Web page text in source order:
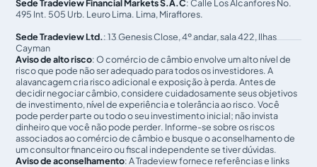
Sede Tradeview Financial Markets S.A.C: Calle Los Alcanfores No.
495 Int. 505 Urb. Leuro Lima. Lima, Miraflores.
Sede Tradeview Ltd.: 13 Genesis Close, 4º andar, sala 422, Ilhas
Cayman
Aviso de alto risco: O comércio de câmbio envolve um alto nível de
risco que pode não ser adequado para todos os investidores. A
alavancagem cria risco adicional e exposição à perda. Antes de
decidir negociar câmbio, considere cuidadosamente seus objetivos
de investimento, nível de experiência e tolerância ao risco. Você
pode perder parte ou todo o seu investimento inicial; não invista
dinheiro que você não pode perder. Informe-se sobre os riscos
associados ao comércio de câmbio e busque o aconselhamento de
um consultor financeiro ou fiscal independente se tiver dúvidas.
Aviso de aconselhamento: A Tradeview fornece referências e links